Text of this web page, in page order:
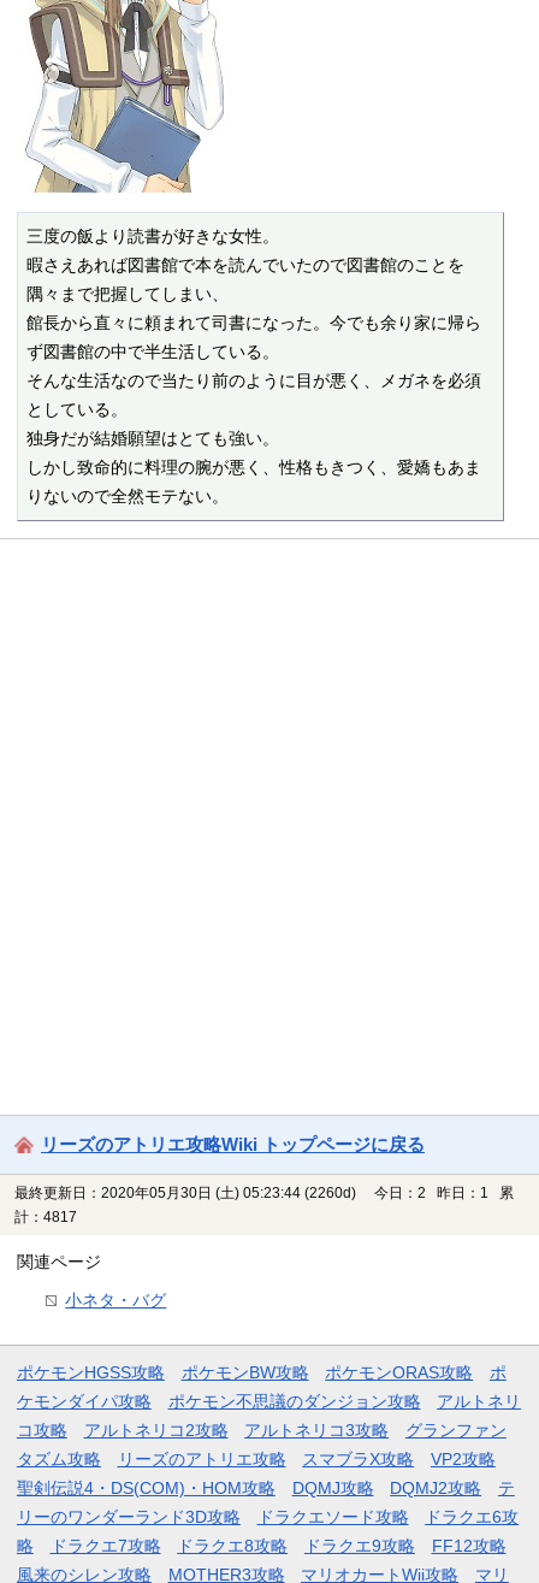
三度の飯より読書が好きな女性。
暇さえあれば図書館で本を読んでいたので図書館のことを
隅々まで把握してしまい、
館長から直々に頼まれて司書になった。今でも余り家に帰ら
ず図書館の中で半生活している。
そんな生活なので当たり前のように目が悪く、メガネを必須
としている。
独身だが結婚願望はとても強い。
しかし致命的に料理の腕が悪く、性格もきつく、愛嬌もあま
りないので全然モテない。
リーズのアトリエ攻略Wiki トップページに戻る
最終更新日：2020年05月30日 (土) 05:23:44 (2260d)
今日：2 昨日：1 累
計：4817
関連ページ
小ネタ・バグ
ポケモンHGSS攻略 ポケモンBW攻略 ポケモンORAS攻略
ポ
ケモンダイパ攻略
ポケモン不思議のダンジョン攻略
アルトネリ
コ攻略
アルトネリコ2攻略 アルトネリコ3攻略
グランファン
タズム攻略
リーズのアトリエ攻略 スマブラX攻略
VP2攻略
聖剣伝説4・DS(COM)・HOM攻略
DQMJ攻略 DQMJ2攻略
テ
リーのワンダーランド3D攻略
ドラクエソード攻略
ドラクエ6攻
略
ドラクエ7攻略 ドラクエ8攻略 ドラクエ9攻略
FF12攻略
風来のシレン攻略
MOTHER3攻略 マリオカートWii攻略 マリ